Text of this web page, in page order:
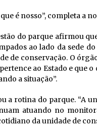
é nosso”, completa a
do parque afirmou
ao lado da sede
de conservação. O
ao Estado e que
a situação”.
a rotina do parque. “A
atuando no
da unidade de